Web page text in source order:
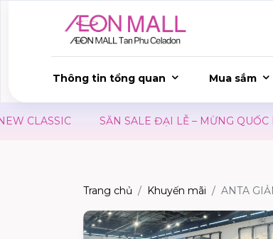
Thông tin tổng quan Mua sắm
SĂN SALE ĐẠI LỄ – MỪNG QUỐC
Trang chủ Khuyến mãi ANTA